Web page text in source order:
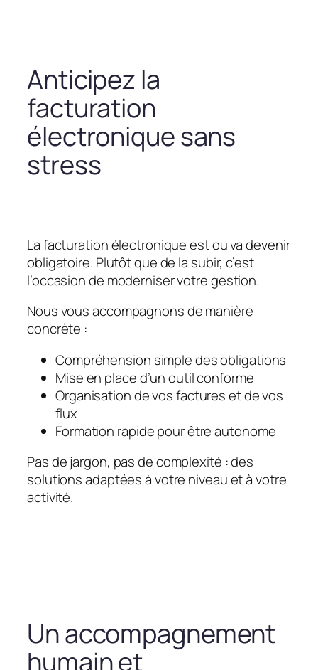
Anticipez la
facturation
électronique sans
stress
La facturation électronique est ou va devenir
obligatoire. Plutôt que de la subir, c’est
l’occasion de moderniser votre gestion.
Nous vous accompagnons de manière
concrète :
Compréhension simple des obligations
Mise en place d’un outil conforme
Organisation de vos factures et de vos
flux
Formation rapide pour être autonome
Pas de jargon, pas de complexité : des
solutions adaptées à votre niveau et à votre
activité.
Un accompagnement
humain et